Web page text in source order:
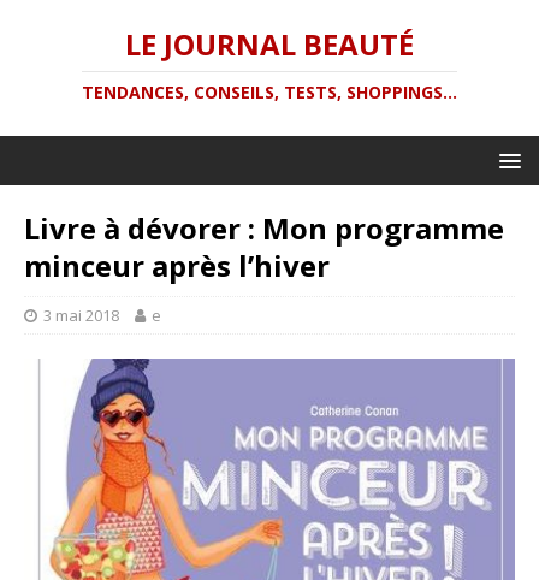
LE JOURNAL BEAUTÉ
TENDANCES, CONSEILS, TESTS, SHOPPINGS...
Livre à dévorer : Mon programme
minceur après l’hiver
3 mai 2018 e